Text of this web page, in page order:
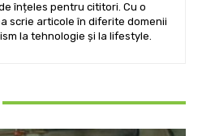
înțeles pentru cititori. Cu o
scrie articole în diferite domenii
la tehnologie și la lifestyle.